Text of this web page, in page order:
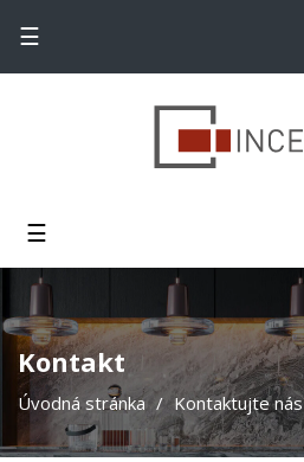
Toggle navigation
☰
Toggle navigation
☰
Kontakt
Úvodná stránka Kontaktujte nás